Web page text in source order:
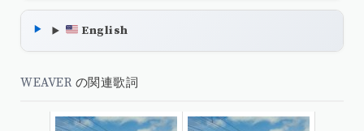
English
WEAVERの関連歌詞